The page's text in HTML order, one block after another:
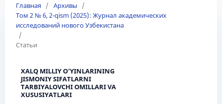
Главная / Архивы
/
Том 2 № 6, 2-qism (2025): Журнал академических
исследований нового Узбекистана
/
Статьи
XALQ MILLIY O‘YINLARINING
JISMONIY SIFATLARNI
TARBIYALOVCHI OMILLARI VA
XUSUSIYATLARI